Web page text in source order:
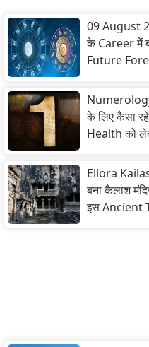
09 August
के Career में
Future
के लिए कैसा
Health को
Ellora
बना कैलाश
इस Ancient